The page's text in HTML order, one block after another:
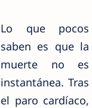
Lo que pocos
saben es que la
muerte no es
instantánea. Tras
el paro cardíaco,